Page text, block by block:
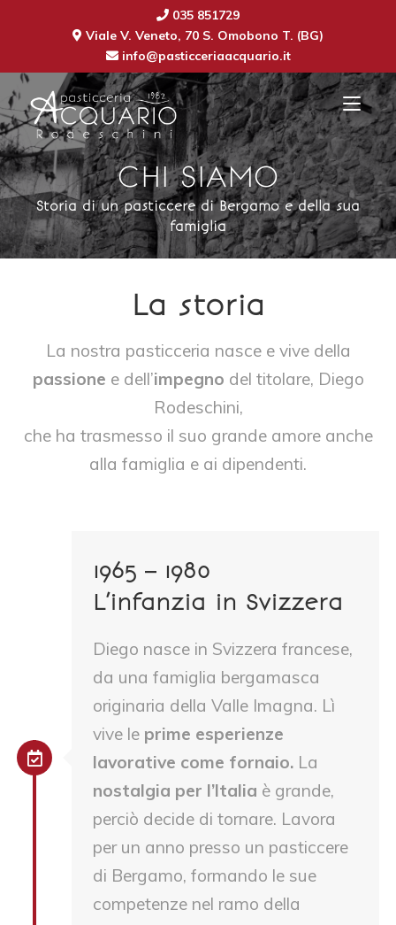
035 851729
Viale V. Veneto, 70 S. Omobono T. (BG)
info@pasticceriaacquario.it
CHI SIAMO
Storia di un pasticcere di Bergamo e della sua
famiglia
La storia
La nostra pasticceria nasce e vive della
passione e dell’impegno del titolare, Diego
Rodeschini,
che ha trasmesso il suo grande amore anche
alla famiglia e ai dipendenti.
1965 – 1980
L’infanzia in Svizzera
Diego nasce in Svizzera francese,
da una famiglia bergamasca
originaria della Valle Imagna. Lì
vive le prime esperienze
lavorative come fornaio. La
nostalgia per l’Italia è grande,
perciò decide di tornare. Lavora
per un anno presso un pasticcere
di Bergamo, formando le sue
competenze nel ramo della